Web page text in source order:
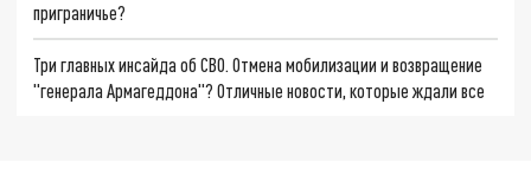
приграничье?
Три главных инсайда об СВО. Отмена мобилизации и возвращение
"генерала Армагеддона"? Отличные новости, которые ждали все